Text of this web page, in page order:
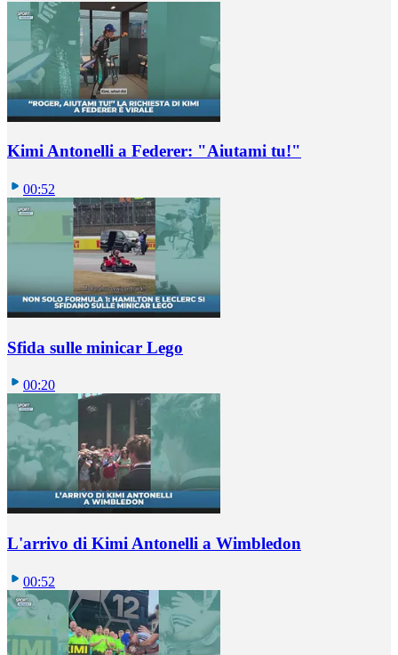
Kimi Antonelli a Federer: "Aiutami tu!"
00:52
Sfida sulle minicar Lego
00:20
L'arrivo di Kimi Antonelli a Wimbledon
00:52